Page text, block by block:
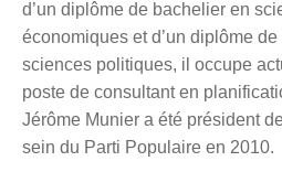
d’un diplôme de bachelier en
économiques et d’un diplôme
sciences politiques, il occupe
poste de consultant en
Jérôme Munier a été président
sein du Parti Populaire en 2010.